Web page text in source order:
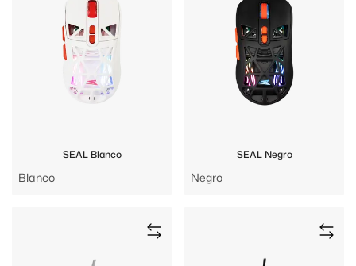
SEAL Blanco
Blanco
SEAL Negro
Negro